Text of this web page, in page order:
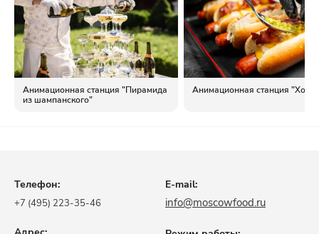
Анимационная станция "Пирамида
из шампанского"
Анимационная станция "Хот
Телефон:
+7 (495) 223-35-46
E-mail:
info@moscowfood.ru